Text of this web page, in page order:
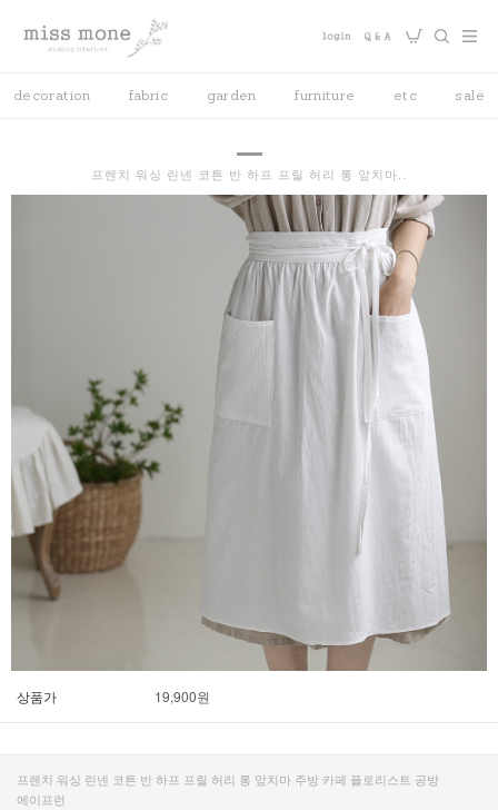
decoration fabric garden furniture etc sale
프렌치 워싱 린넨 코튼 반 하프 프릴 허리 롱 앞치마..
상품가 19,900원
프렌치 워싱 린넨 코튼 반 하프 프릴 허리 롱 앞치마 주방 카페 플로리스트 공방
에이프런